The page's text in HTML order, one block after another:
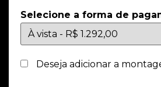
Selecione a forma de
Deseja adicionar a